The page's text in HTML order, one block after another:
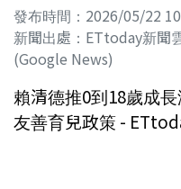
發布時間：2026/05/22
新聞出處：ETtoday新聞
(Google News)
賴清德推0到18歲成
友善育兒政策 -